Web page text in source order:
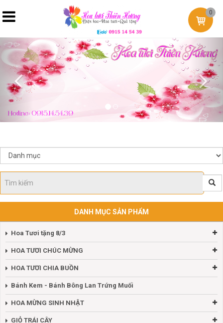
0
Previous
DANH MỤC SẢN PHẨM
Hoa Tươi tặng 8/3
Bánh Kem - Bánh Bông Lan Trứng Muối
HOA MỪNG SINH NHẬT